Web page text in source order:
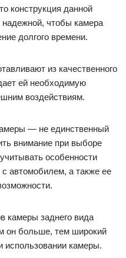
конструкция данной
чтобы камера
долгого времени.
из качественного
ей необходимую
воздействиям.
— не единственный
внимание при выборе
особенности
с автомобилем, а также ее
камеры заднего вида
он больше, тем широкий
использовании камеры.